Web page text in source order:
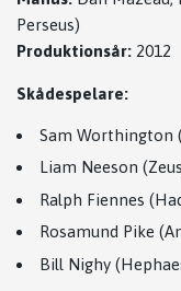
Perseus)
Produktionsår: 2012
Skådespelare:
Sam Worthington
Liam Neeson
Ralph Fiennes
Rosamund Pike
Bill Nighy